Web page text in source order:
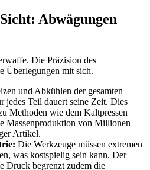
Abwägungen
Die Präzision des
Überlegungen mit sich.
und Abkühlen der gesamten
jedes Teil dauert seine Zeit. Dies
Methoden wie dem Kaltpressen
Massenproduktion von Millionen
Artikel.
Die Werkzeuge müssen extremen
was kostspielig sein kann. Der
Druck begrenzt zudem die